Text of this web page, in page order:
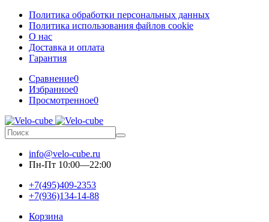
Политика обработки персональных данных
Политика использования файлов cookie
О нас
Доставка и оплата
Гарантия
Сравнение0
Избранное0
Просмотренное0
info@velo-cube.ru
Пн-Пт 10:00—22:00
+7(495)409-2353
+7(936)134-14-88
Корзина